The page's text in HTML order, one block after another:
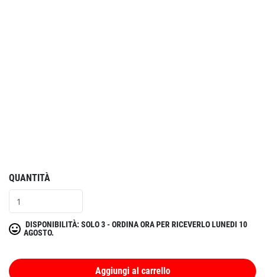
QUANTITÀ
DISPONIBILITÀ: SOLO 3 - ORDINA ORA PER RICEVERLO LUNEDI 10
AGOSTO.
Aggiungi al carrello